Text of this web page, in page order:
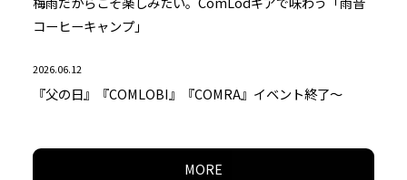
コーヒーキャンプ」
2026.06.12
『父の日』『COMLOBI』『COMRA』イベント終了～
MORE